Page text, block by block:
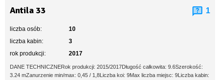
Antila 33 1
liczba osób:
10
liczba kabin:
3
rok produkcji:
2017
DANE TECHNICZNERok produkcji: 2015/2017Długość całkowita: 9.6Szerokość:
3.24 mZanurzenie min/max: 0,45 / 1,8Liczba koi: 9Max liczba miejsc: 9Liczba kabin: